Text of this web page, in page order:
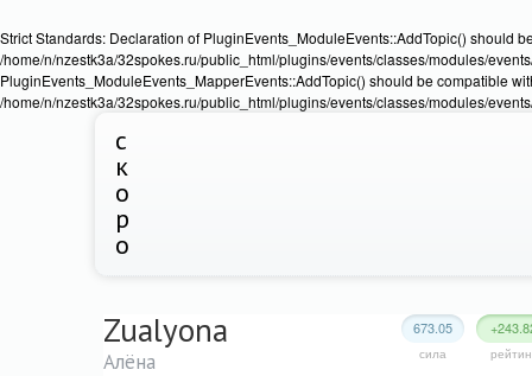
Strict Standards: Declaration of PluginEvents_ModuleEvents::AddTopic() should
/home/n/nzestk3a/32spokes.ru/public_html/plugins/events/classes/modules/
PluginEvents_ModuleEvents_MapperEvents::AddTopic() should be compatible
/home/n/nzestk3a/32spokes.ru/public_html/plugins/events/classes/modules/
с
к
о
р
о
673.05
сила
Zualyona
Алёна